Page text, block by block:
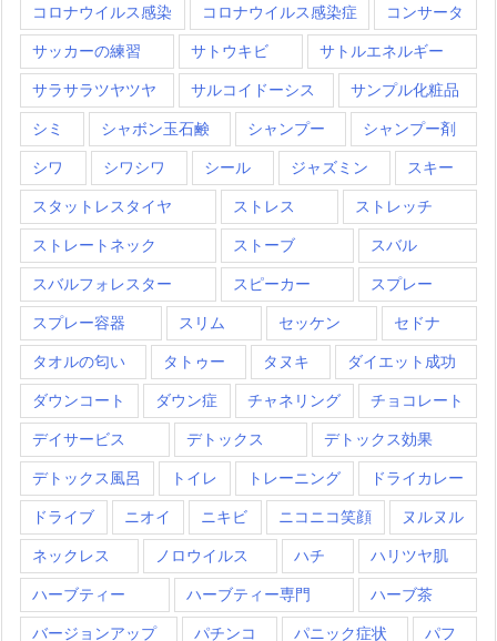
コロナウイルス感染 コロナウイルス感染症 コンサータ
サッカーの練習 サトウキビ サトルエネルギー
サラサラツヤツヤ サルコイドーシス サンプル化粧品
シミ シャボン玉石鹸 シャンプー シャンプー剤
シワ シワシワ シール ジャズミン スキー
スタットレスタイヤ ストレス ストレッチ
ストレートネック ストーブ スバル
スバルフォレスター スピーカー スプレー
スプレー容器 スリム セッケン セドナ
タオルの匂い タトゥー タヌキ ダイエット成功
ダウンコート ダウン症 チャネリング チョコレート
デイサービス デトックス デトックス効果
デトックス風呂 トイレ トレーニング ドライカレー
ドライブ ニオイ ニキビ ニコニコ笑顔 ヌルヌル
ネックレス ノロウイルス ハチ ハリツヤ肌
ハーブティー ハーブティー専門 ハーブ茶
バージョンアップ パチンコ パニック症状 パフ